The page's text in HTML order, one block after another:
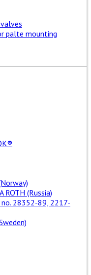
palte mounting
ROTH (Russia)
no. 28352-89, 2217-